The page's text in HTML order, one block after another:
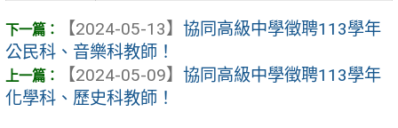
【2024-05-13】 協同高級中學徵聘113學年
公民科、音樂科教師！
【2024-05-09】 協同高級中學徵聘113學年
化學科、歷史科教師！